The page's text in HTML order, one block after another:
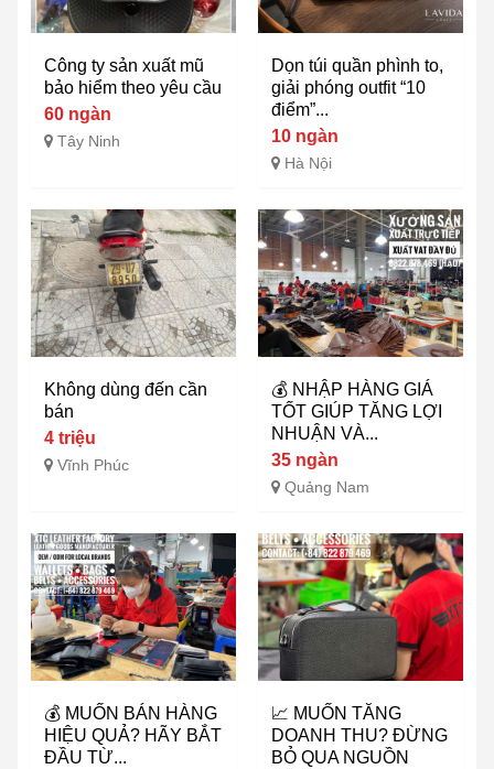
Công ty sản xuất mũ
bảo hiểm theo yêu cầu
60 ngàn
Tây Ninh
Dọn túi quần phình to,
giải phóng outfit “10
điểm”...
10 ngàn
Hà Nội
Không dùng đến cần
bán
4 triệu
Vĩnh Phúc
💰 NHẬP HÀNG GIÁ
TỐT GIÚP TĂNG LỢI
NHUẬN VÀ...
35 ngàn
Quảng Nam
💰 MUỐN BÁN HÀNG
HIỆU QUẢ? HÃY BẮT
ĐẦU TỪ...
📈 MUỐN TĂNG
DOANH THU? ĐỪNG
BỎ QUA NGUỒN